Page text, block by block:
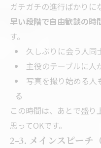
ガチガチの進行ばかりに
早い段階で自由歓談の時
す。
久しぶりに会う人同
主役のテーブルに人
写真を撮り始める人
る
この時間は、あとで盛り
思ってOKです。
2-3. メインスピーチ